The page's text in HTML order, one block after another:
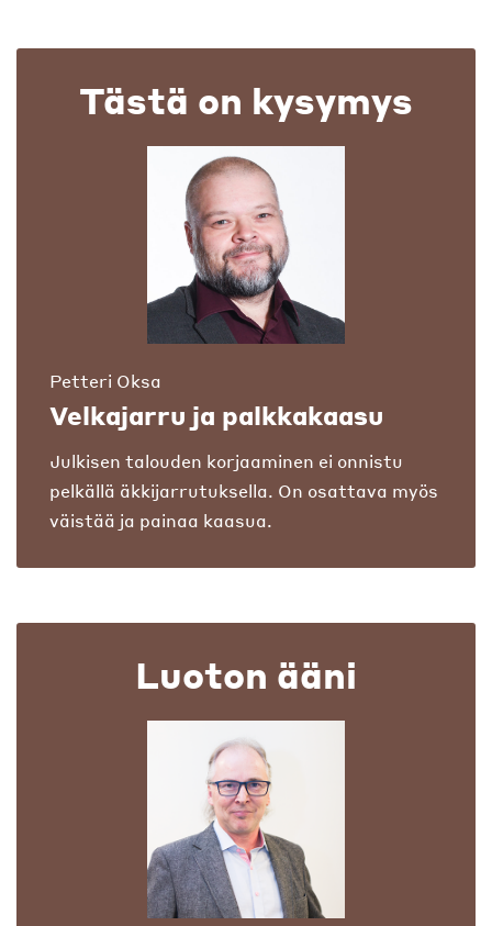
Tästä on kysymys
Petteri Oksa
Velkajarru ja palkkakaasu
Julkisen talouden korjaaminen ei onnistu
pelkällä äkkijarrutuksella. On osattava myös
väistää ja painaa kaasua.
Luoton ääni